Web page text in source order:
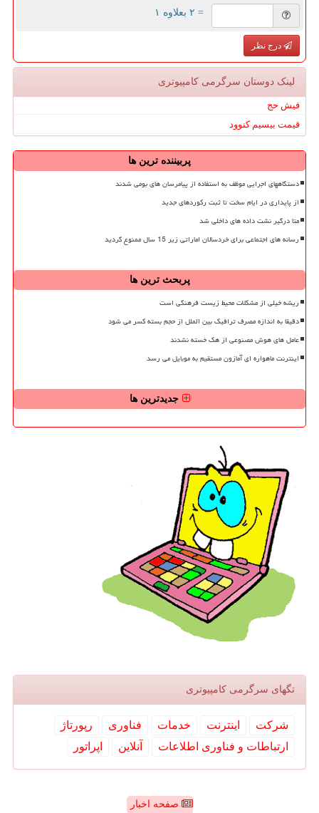
= ۲ بعلاوه ۱
درج نظر
لینک دوستان سرگرمی كامپیوتری
فیش حج
قیمت بیسیم کنوود
پربیننده ترین ها
دستگاههای اجرایی موظف به استفاده از پیامرسان های بومی شدند
از پایداری در ایام سخت تا ثبت رکوردهای جدید
متا درگیر نشت داده های داخلی شد
رسانه های اجتماعی برای خردسالان اماراتی زیر 15 سال ممنوع گردید
پربحث ترین ها
ریشه خیلی از مشکلات محیط زیست فرهنگی است
دقیقا به اندازه مصرف ترافیک بین الملل از حجم بسته کسر می شود
عامل های هوش مصنوعی از هک خسته نشدند
اینترنت ماهواره ای آمازون مستقیم به موبایل می رسد
جدیدترین ها
تگهای سرگرمی كامپیوتری
شركت اینترنت خدمات فناوری
رپورتاژ
ارتباطات و فناوری اطلاعات
آنلاین اپراتور
صفحه اخبار